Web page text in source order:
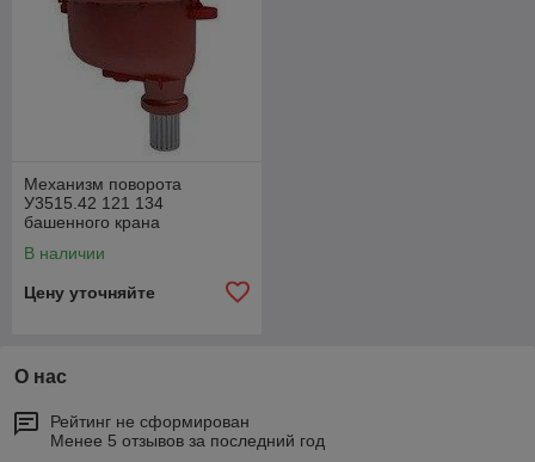
Механизм поворота
У3515.42 121 134
башенного крана
В наличии
Цену уточняйте
О нас
Рейтинг не сформирован
Менее 5 отзывов за последний год